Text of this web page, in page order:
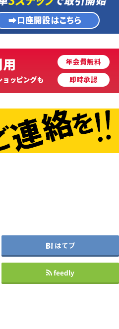
はてブ
feedly